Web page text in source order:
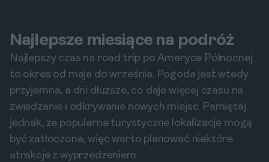
Najlepsze miesiące na podróż
Najlepszy czas na road trip po Ameryce Północnej
to okres od maja do września. Pogoda jest wtedy
przyjemna, a dni dłuższe, co daje więcej czasu na
zwiedzanie i odkrywanie nowych miejsc. Pamiętaj
jednak, że popularne turystyczne lokalizacje mogą
być zatłoczone, więc warto planować niektóre
atrakcje z wyprzedzeniem.